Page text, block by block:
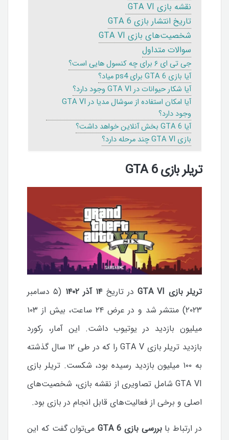
نقشه بازی GTA VI
تاریخ انتشار بازی GTA 6
شخصیت‌های بازی GTA VI
سوالات متداول
جی تی ای ۶ برای چه کنسول هایی است؟
آیا بازی GTA 6 برای ps4 میاد؟
آیا شکار حیوانات در GTA VI وجود دارد؟
آیا امکان استفاده از سوشال مدیا در GTA VI
وجود دارد؟
آیا GTA 6 بخش آنلاین خواهد داشت؟
بازی GTA VI چند مرحله دارد؟
تریلر بازی GTA 6
تریلر بازی GTA VI در تاریخ۱۴ آذر ۱۴۰۲
(۵ دسامبر
۲۰۲۳) منتشر شد و در عرض ۲۴ ساعت، بیش از ۱۰۳
میلیون بازدید در یوتیوب داشت. این آمار، رکورد
بازدید تریلر بازی GTA V را که در طی ۱۲ سال گذشته
به ۱۰۰ میلیون بازدید رسیده بود، شکست. تریلر بازی
GTA VI شامل تصاویری از نقشه بازی، شخصیت‌های
اصلی و برخی از فعالیت‌های قابل انجام در بازی بود.
در ارتباط بابررسی بازی GTA 6
می‌توان گفت که این